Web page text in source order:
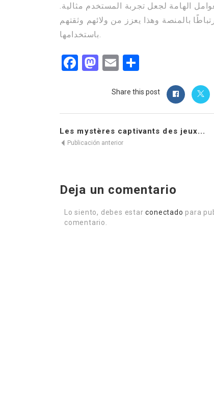
الهامة لجعل تجربة المستخدم مثالية.
بالمنصة وهذا يعزز من ولائهم وثقتهم
باستخدامها.
Facebook
Mastodon
Email
Share this post
Les mystères captivants des jeux...
Publicación anterior
Deja un comentario
Lo siento, debes estarconectado para
comentario.